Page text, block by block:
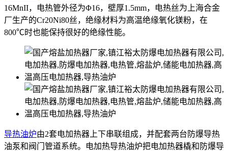
16MnII，电热管外径为Φ16，壁厚1.5mm，电热丝为上海合金
厂生产的Cr20Ni80丝，绝缘材料为高温绝缘氧化镁粉，在
800℃时也能保持很好的绝缘性能。
导热油炉由2套电加热器上下串联组成，并配套两台防爆导热
油泵和阀门管道系统。电加热导热油炉把电加热器橇和防爆导